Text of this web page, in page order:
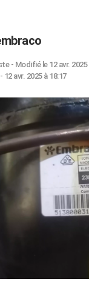
- Modifié le 12 avr. 2025
12 avr. 2025 à 18:17